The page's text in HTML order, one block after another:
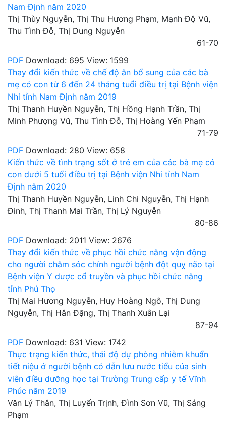
Nam Định năm 2020
Thị Thùy Nguyễn, Thị Thu Hương Phạm, Mạnh Độ Vũ,
Thu Tình Đỗ, Thị Dung Nguyễn
61-70
PDF Download: 695 View: 1599
Thay đổi kiến thức về chế độ ăn bổ sung của các bà
mẹ có con từ 6 đến 24 tháng tuổi điều trị tại Bệnh viện
Nhi tỉnh Nam Định năm 2019
Thị Thanh Huyền Nguyễn, Thị Hồng Hạnh Trần, Thị
Minh Phượng Vũ, Thu Tình Đỗ, Thị Hoàng Yến Phạm
71-79
PDF Download: 280 View: 658
Kiến thức về tình trạng sốt ở trẻ em của các bà mẹ có
con dưới 5 tuổi điều trị tại Bệnh viện Nhi tỉnh Nam
Định năm 2020
Thị Thanh Huyền Nguyễn, Linh Chi Nguyễn, Thị Hạnh
Đinh, Thị Thanh Mai Trần, Thị Lý Nguyễn
80-86
PDF Download: 2011 View: 2676
Thay đổi kiến thức về phục hồi chức năng vận động
cho người chăm sóc chính người bệnh đột quỵ não tại
Bệnh viện Y dược cổ truyền và phục hồi chức năng
tỉnh Phú Thọ
Thị Mai Hương Nguyễn, Huy Hoàng Ngô, Thị Dung
Nguyễn, Thị Hân Đặng, Thị Thanh Xuân Lại
87-94
PDF Download: 631 View: 1742
Thực trạng kiến thức, thái độ dự phòng nhiễm khuẩn
tiết niệu ở người bệnh có dẫn lưu nước tiểu của sinh
viên điều dưỡng học tại Trường Trung cấp y tế Vĩnh
Phúc năm 2019
Văn Lý Thân, Thị Luyến Trịnh, Đình Sơn Vũ, Thị Sáng
Phạm